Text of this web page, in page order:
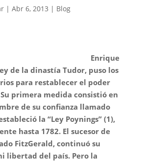
| Abr 6, 2013 | Blog
Enrique
de la dinastía Tudor, puso los
para restablecer el poder
primera medida consistió en
de su confianza llamado
la “Ley Poynings” (1),
hasta 1782. El sucesor de
FitzGerald, continuó su
libertad del país. Pero la